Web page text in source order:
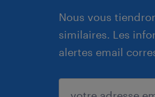
Nous vous
similaires. Les
alertes email